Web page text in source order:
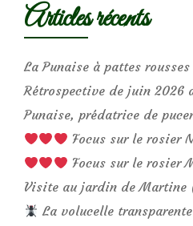
Articles récents
La Punaise à pattes
Rétrospective de juin 2026
Punaise, prédatrice de
Focus sur le rosier
Focus sur le rosier
Visite au jardin de
La volucelle transparente